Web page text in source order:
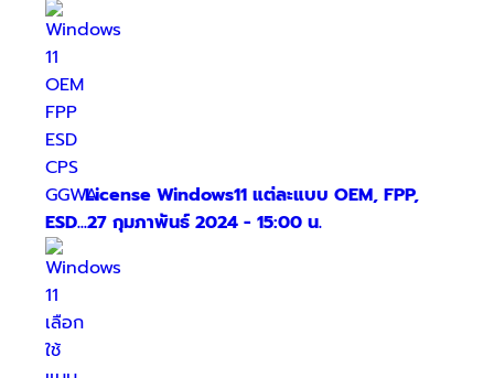
License Windows11 แต่ละแบบ OEM, FPP,
ESD...27 กุมภาพันธ์ 2024 - 15:00 น.